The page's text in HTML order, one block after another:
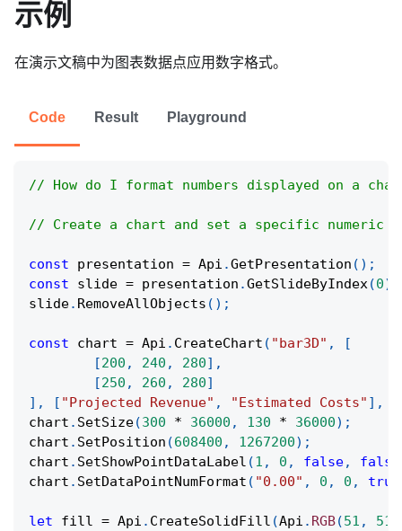
示例
在演示文稿中为图表数据点应用数字格式。
Code Result Playground
// How do I format numbers displayed on a
// Create a chart and set a specific numeric
const presentation = Api .GetPresentation ( ) ;
const slide = presentation .GetSlideByIndex(0)
slide. RemoveAllObjects ( ) ;
const chart = Api . CreateChart ( "bar3D" ,
[
[200 , 240 , 280] ,
[250 , 260 , 280]
] , [ "Projected Revenue" , "Estimated Costs" ] ,
chart . SetSize(300 * 36000 , 130 * 36000) ;
chart . SetPosition (608400 , 1267200) ;
chart . SetShowPointDataLabel (1 , 0 , false, false
chart . SetDataPointNumFormat ( "0.00" , 0 , 0 , true
let fill = Api . CreateSolidFill (Api . RGB(51 , 51